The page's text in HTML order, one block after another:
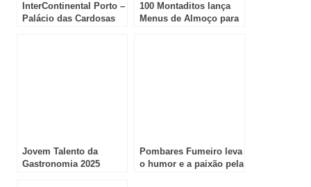
InterContinental Porto –
Palácio das Cardosas
100 Montaditos lança
Menus de Almoço para
Jovem Talento da
Gastronomia 2025
Pombares Fumeiro leva
o humor e a paixão pela